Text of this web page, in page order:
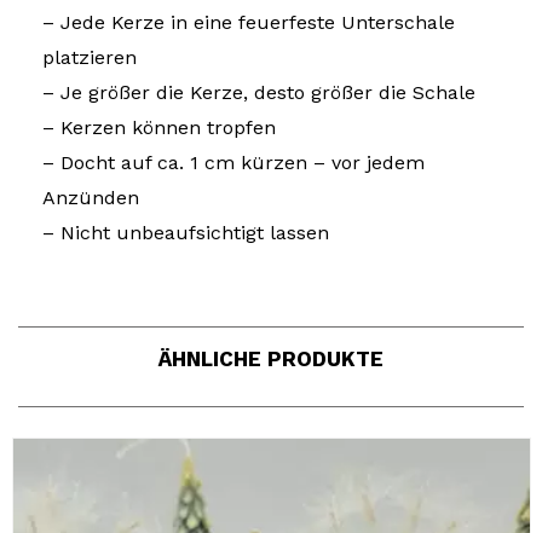
– Jede Kerze in eine feuerfeste Unterschale
platzieren
– Je größer die Kerze, desto größer die Schale
– Kerzen können tropfen
– Docht auf ca. 1 cm kürzen – vor jedem
Anzünden
– Nicht unbeaufsichtigt lassen
ÄHNLICHE PRODUKTE